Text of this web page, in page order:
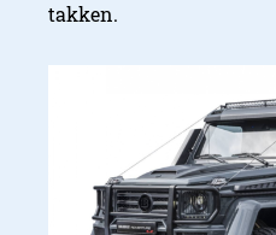
takken.